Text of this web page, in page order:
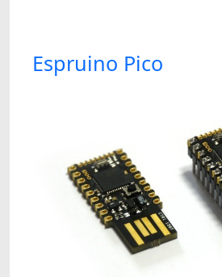
Espruino Pico